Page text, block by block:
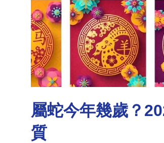
屬蛇今年幾歲？
質